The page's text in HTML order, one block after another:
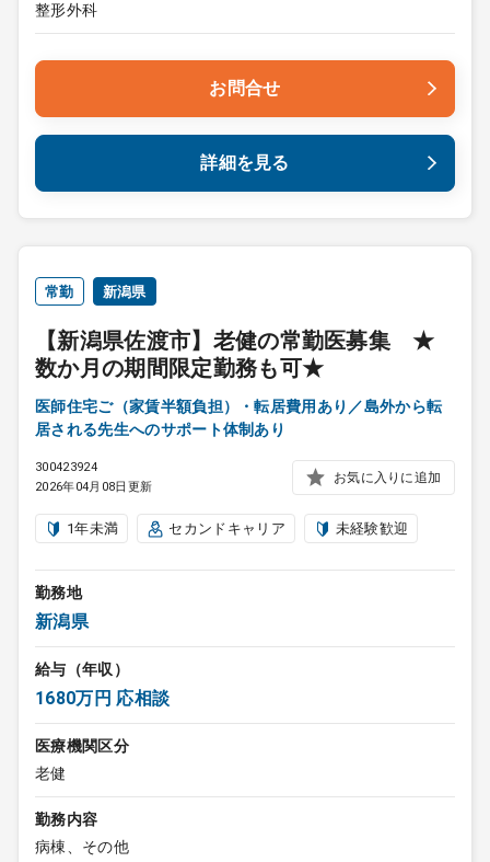
整形外科
お問合せ
詳細を見る
常勤 新潟県
【新潟県佐渡市】老健の常勤医募集 ★
数か月の期間限定勤務も可★
医師住宅ご（家賃半額負担）・転居費用あり／島外から転
居される先生へのサポート体制あり
300423924
2026年04月08日更新
お気に入りに追加
1年未満 セカンドキャリア 未経験歓迎
勤務地
新潟県
給与（年収）
1680万円 応相談
医療機関区分
老健
勤務内容
病棟、その他